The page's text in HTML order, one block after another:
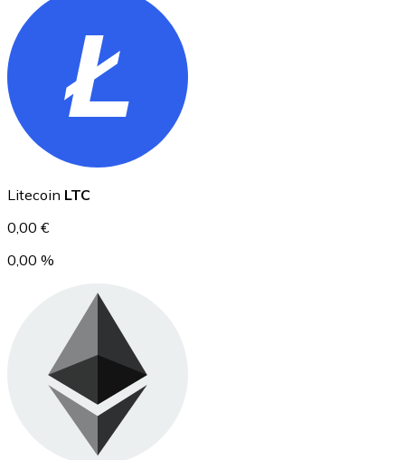
Ethereum
ETH
USD Coin
Litecoin LTC
0,00 €
0,00 %